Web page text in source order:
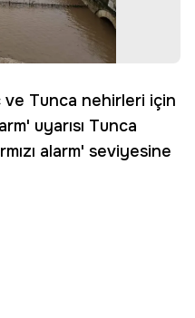
Tunca nehirleri için
uyarısı Tunca
alarm' seviyesine